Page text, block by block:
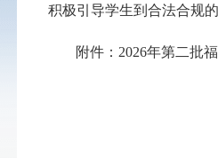
积极引导学生到合法合规
附件：2026年第二批